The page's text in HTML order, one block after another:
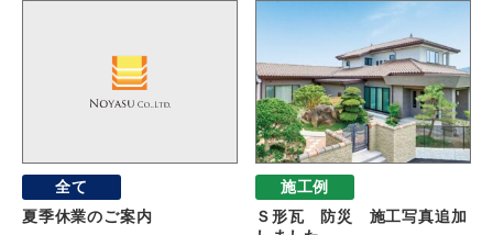
全て
夏季休業のご案内
施工例
Ｓ形瓦 防災 施工写真追加